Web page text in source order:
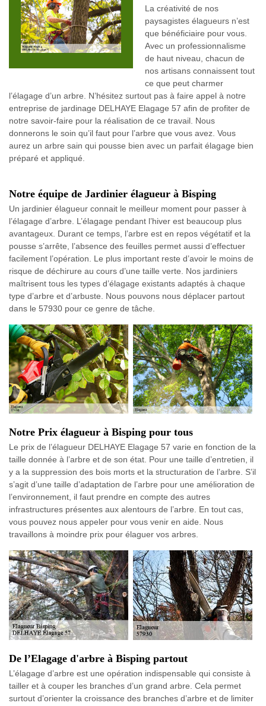
La créativité de nos
paysagistes élagueurs n’est
que bénéficiaire pour vous.
Avec un professionnalisme
de haut niveau, chacun de
nos artisans connaissent tout
ce que peut charmer
l’élagage d’un arbre. N’hésitez surtout pas à faire appel à notre
entreprise de jardinage DELHAYE Elagage 57 afin de profiter de
notre savoir-faire pour la réalisation de ce travail. Nous
donnerons le soin qu’il faut pour l’arbre que vous avez. Vous
aurez un arbre sain qui pousse bien avec un parfait élagage bien
préparé et appliqué.
Notre équipe de Jardinier élagueur à Bisping
Un jardinier élagueur connait le meilleur moment pour passer à
l’élagage d’arbre. L’élagage pendant l’hiver est beaucoup plus
avantageux. Durant ce temps, l’arbre est en repos végétatif et la
pousse s’arrête, l’absence des feuilles permet aussi d’effectuer
facilement l’opération. Le plus important reste d’avoir le moins de
risque de déchirure au cours d’une taille verte. Nos jardiniers
maîtrisent tous les types d’élagage existants adaptés à chaque
type d’arbre et d’arbuste. Nous pouvons nous déplacer partout
dans le 57930 pour ce genre de tâche.
Notre Prix élagueur à Bisping pour tous
Le prix de l’élagueur DELHAYE Elagage 57 varie en fonction de la
taille donnée à l’arbre et de son état. Pour une taille d’entretien, il
y a la suppression des bois morts et la structuration de l’arbre. S’il
s’agit d’une taille d’adaptation de l’arbre pour une amélioration de
l’environnement, il faut prendre en compte des autres
infrastructures présentes aux alentours de l’arbre. En tout cas,
vous pouvez nous appeler pour vous venir en aide. Nous
travaillons à moindre prix pour élaguer vos arbres.
De l’Elagage d'arbre à Bisping partout
L’élagage d’arbre est une opération indispensable qui consiste à
tailler et à couper les branches d’un grand arbre. Cela permet
surtout d’orienter la croissance des branches d’arbre et de limiter